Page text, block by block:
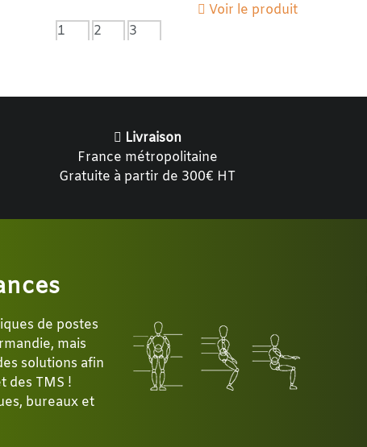
Voir le produit
1 2 3
Livraison
France métropolitaine
Gratuite à partir de 300€ HT
de postes
mais
solutions afin
des TMS !
bureaux et